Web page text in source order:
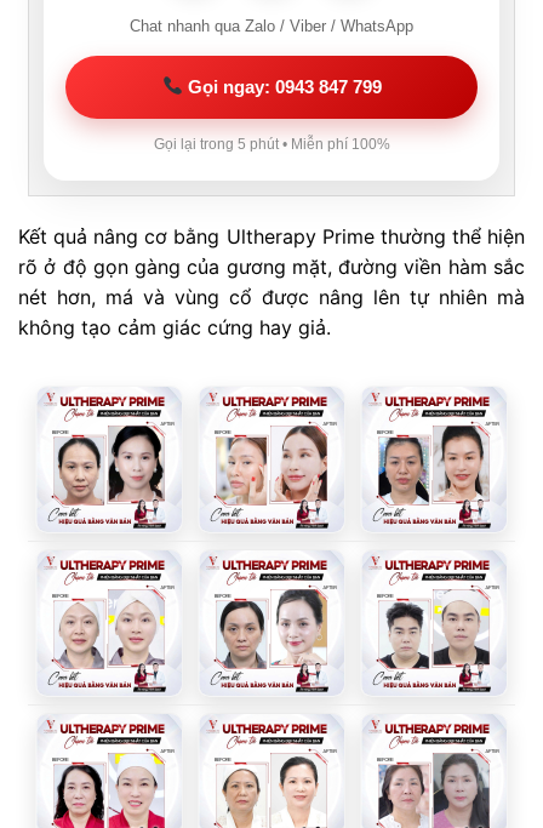
Chat nhanh qua Zalo / Viber / WhatsApp
Gọi ngay: 0943 847 799
Gọi lại trong 5 phút • Miễn phí 100%
Kết quả nâng cơ bằng Ultherapy Prime thường thể hiện
rõ ở độ gọn gàng của gương mặt, đường viền hàm sắc
nét hơn, má và vùng cổ được nâng lên tự nhiên mà
không tạo cảm giác cứng hay giả.